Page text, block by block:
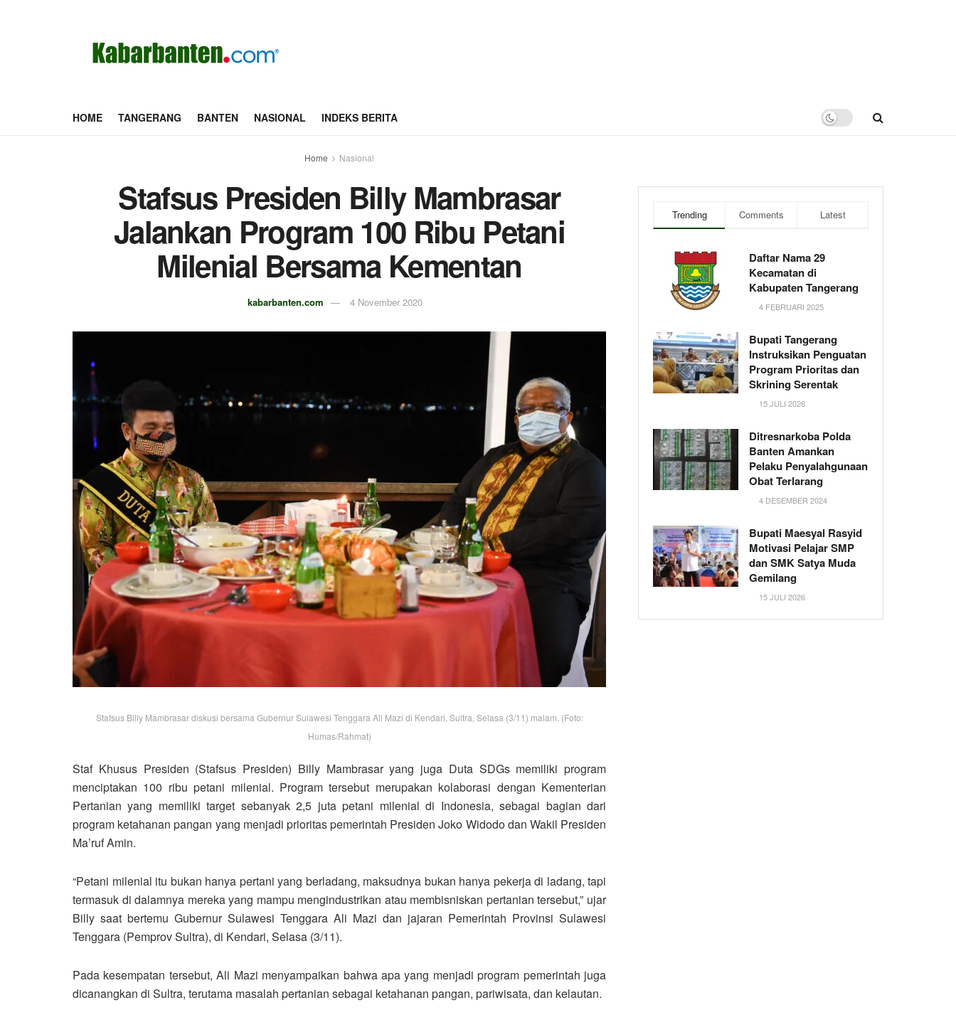
HOME TANGERANG BANTEN NASIONAL INDEKS BERITA
Home Nasional
Stafsus Presiden Billy Mambrasar
Jalankan Program 100 Ribu Petani
Milenial Bersama Kementan
kabarbanten.com 4 November 2020
Stafsus Billy Mambrasar diskusi bersama Gubernur Sulawesi Tenggara Ali Mazi di Kendari, Sultra, Selasa (3/11) malam. (Foto:
Humas/Rahmat)
Staf Khusus Presiden (Stafsus Presiden) Billy Mambrasar yang juga Duta SDGs memiliki program
menciptakan 100 ribu petani milenial. Program tersebut merupakan kolaborasi dengan Kementerian
Pertanian yang memiliki target sebanyak 2,5 juta petani milenial di Indonesia, sebagai bagian dari
program ketahanan pangan yang menjadi prioritas pemerintah Presiden Joko Widodo dan Wakil Presiden
Ma’ruf Amin.
“Petani milenial itu bukan hanya pertani yang berladang, maksudnya bukan hanya pekerja di ladang, tapi
termasuk di dalamnya mereka yang mampu mengindustrikan atau membisniskan pertanian tersebut,” ujar
Billy saat bertemu Gubernur Sulawesi Tenggara Ali Mazi dan jajaran Pemerintah Provinsi Sulawesi
Tenggara (Pemprov Sultra), di Kendari, Selasa (3/11).
Pada kesempatan tersebut, Ali Mazi menyampaikan bahwa apa yang menjadi program pemerintah juga
dicanangkan di Sultra, terutama masalah pertanian sebagai ketahanan pangan, pariwisata, dan kelautan.
Trending Comments Latest
Daftar Nama 29
Kecamatan di
Kabupaten Tangerang
4 FEBRUARI 2025
Bupati Tangerang
Instruksikan Penguatan
Program Prioritas dan
Skrining Serentak
15 JULI 2026
Ditresnarkoba Polda
Banten Amankan
Pelaku Penyalahgunaan
Obat Terlarang
4 DESEMBER 2024
Bupati Maesyal Rasyid
Motivasi Pelajar SMP
dan SMK Satya Muda
Gemilang
15 JULI 2026